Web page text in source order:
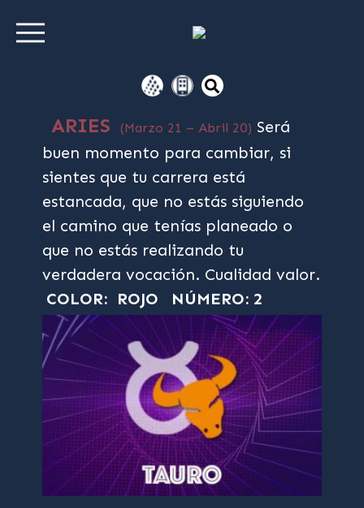
ARIES (Marzo 21 – Abril 20) Será
buen momento para cambiar, si
sientes que tu carrera está
estancada, que no estás siguiendo
el camino que tenías planeado o
que no estás realizando tu
verdadera vocación. Cualidad valor.
COLOR: ROJO
NÚMERO: 2